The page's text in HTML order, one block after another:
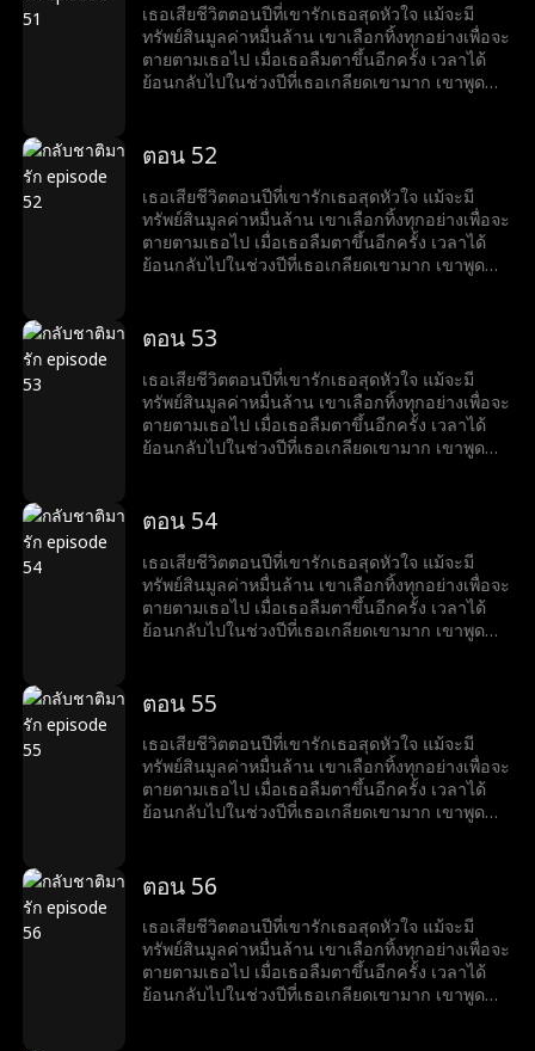
เธอเสียชีวิตตอนปีที่เขารักเธอสุดหัวใจ แม้จะมี
ทรัพย์สินมูลค่าหมื่นล้าน เขาเลือกทิ้งทุกอย่างเพื่อจะ
ตายตามเธอไป เมื่อเธอลืมตาขึ้นอีกครั้ง เวลาได้
ย้อนกลับไปในช่วงปีที่เธอเกลียดเขามาก เขาพูด
ตอน 52
เธอเสียชีวิตตอนปีที่เขารักเธอสุดหัวใจ แม้จะมี
ทรัพย์สินมูลค่าหมื่นล้าน เขาเลือกทิ้งทุกอย่างเพื่อจะ
ตายตามเธอไป เมื่อเธอลืมตาขึ้นอีกครั้ง เวลาได้
ย้อนกลับไปในช่วงปีที่เธอเกลียดเขามาก เขาพูด
ตอน 53
เธอเสียชีวิตตอนปีที่เขารักเธอสุดหัวใจ แม้จะมี
ทรัพย์สินมูลค่าหมื่นล้าน เขาเลือกทิ้งทุกอย่างเพื่อจะ
ตายตามเธอไป เมื่อเธอลืมตาขึ้นอีกครั้ง เวลาได้
ย้อนกลับไปในช่วงปีที่เธอเกลียดเขามาก เขาพูด
ตอน 54
เธอเสียชีวิตตอนปีที่เขารักเธอสุดหัวใจ แม้จะมี
ทรัพย์สินมูลค่าหมื่นล้าน เขาเลือกทิ้งทุกอย่างเพื่อจะ
ตายตามเธอไป เมื่อเธอลืมตาขึ้นอีกครั้ง เวลาได้
ย้อนกลับไปในช่วงปีที่เธอเกลียดเขามาก เขาพูด
ตอน 55
เธอเสียชีวิตตอนปีที่เขารักเธอสุดหัวใจ แม้จะมี
ทรัพย์สินมูลค่าหมื่นล้าน เขาเลือกทิ้งทุกอย่างเพื่อจะ
ตายตามเธอไป เมื่อเธอลืมตาขึ้นอีกครั้ง เวลาได้
ย้อนกลับไปในช่วงปีที่เธอเกลียดเขามาก เขาพูด
ตอน 56
เธอเสียชีวิตตอนปีที่เขารักเธอสุดหัวใจ แม้จะมี
ทรัพย์สินมูลค่าหมื่นล้าน เขาเลือกทิ้งทุกอย่างเพื่อจะ
ตายตามเธอไป เมื่อเธอลืมตาขึ้นอีกครั้ง เวลาได้
ย้อนกลับไปในช่วงปีที่เธอเกลียดเขามาก เขาพูด